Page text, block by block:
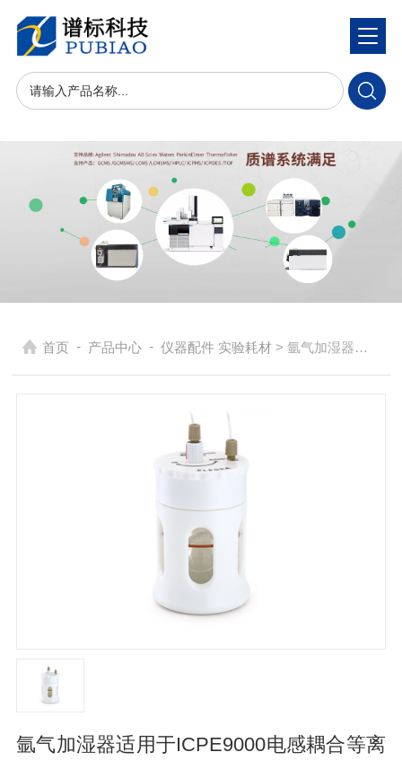
首页 - 产品中心 - 仪器配件 实验耗材 > 氩气加湿器适用于ICPE9000电感耦合等离子体发射光谱仪
氩气加湿器适用于ICPE9000电感耦合等离